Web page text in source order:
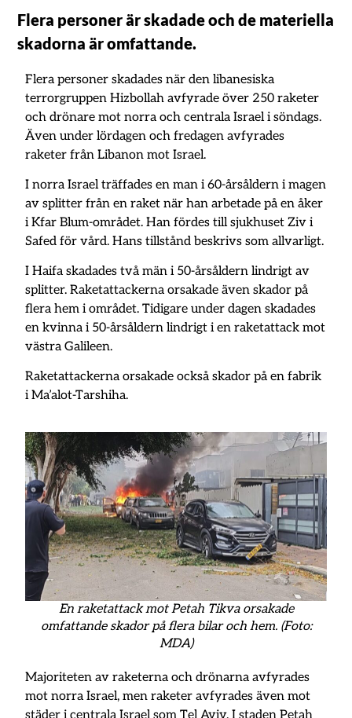
Flera personer är skadade och de materiella
skadorna är omfattande.
Flera personer skadades när den libanesiska
terrorgruppen Hizbollah avfyrade över 250 raketer
och drönare mot norra och centrala Israel i söndags.
Även under lördagen och fredagen avfyrades
raketer från Libanon mot Israel.
I norra Israel träffades en man i 60-årsåldern i magen
av splitter från en raket när han arbetade på en åker
i Kfar Blum-området. Han fördes till sjukhuset Ziv i
Safed för vård. Hans tillstånd beskrivs som allvarligt.
I Haifa skadades två män i 50-årsåldern lindrigt av
splitter. Raketattackerna orsakade även skador på
flera hem i området. Tidigare under dagen skadades
en kvinna i 50-årsåldern lindrigt i en raketattack mot
västra Galileen.
Raketattackerna orsakade också skador på en fabrik
i Ma’alot-Tarshiha.
En raketattack mot Petah Tikva orsakade
omfattande skador på flera bilar och hem. (Foto:
MDA)
Majoriteten av raketerna och drönarna avfyrades
mot norra Israel, men raketer avfyrades även mot